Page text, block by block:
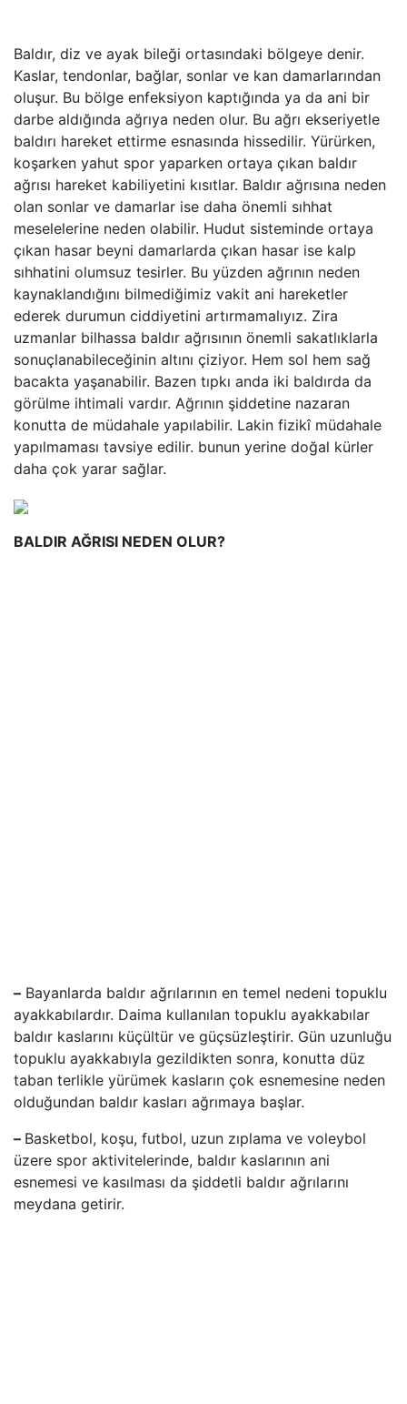
Baldır, diz ve ayak bileği ortasındaki bölgeye denir.
Kaslar, tendonlar, bağlar, sonlar ve kan damarlarından
oluşur. Bu bölge enfeksiyon kaptığında ya da ani bir
darbe aldığında ağrıya neden olur. Bu ağrı ekseriyetle
baldırı hareket ettirme esnasında hissedilir. Yürürken,
koşarken yahut spor yaparken ortaya çıkan baldır
ağrısı hareket kabiliyetini kısıtlar. Baldır ağrısına neden
olan sonlar ve damarlar ise daha önemli sıhhat
meselelerine neden olabilir. Hudut sisteminde ortaya
çıkan hasar beyni damarlarda çıkan hasar ise kalp
sıhhatini olumsuz tesirler. Bu yüzden ağrının neden
kaynaklandığını bilmediğimiz vakit ani hareketler
ederek durumun ciddiyetini artırmamalıyız. Zira
uzmanlar bilhassa baldır ağrısının önemli sakatlıklarla
sonuçlanabileceğinin altını çiziyor. Hem sol hem sağ
bacakta yaşanabilir. Bazen tıpkı anda iki baldırda da
görülme ihtimali vardır. Ağrının şiddetine nazaran
konutta de müdahale yapılabilir. Lakin fizikî müdahale
yapılmaması tavsiye edilir. bunun yerine doğal kürler
daha çok yarar sağlar.
BALDIR AĞRISI NEDEN OLUR?
– Bayanlarda baldır ağrılarının en temel nedeni topuklu
ayakkabılardır. Daima kullanılan topuklu ayakkabılar
baldır kaslarını küçültür ve güçsüzleştirir. Gün uzunluğu
topuklu ayakkabıyla gezildikten sonra, konutta düz
taban terlikle yürümek kasların çok esnemesine neden
olduğundan baldır kasları ağrımaya başlar.
– Basketbol, koşu, futbol, uzun zıplama ve voleybol
üzere spor aktivitelerinde, baldır kaslarının ani
esnemesi ve kasılması da şiddetli baldır ağrılarını
meydana getirir.